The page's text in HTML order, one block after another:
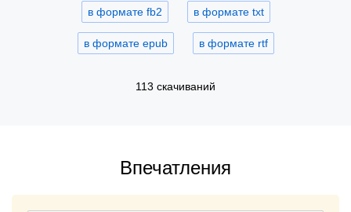
в формате fb2 в формате txt
в формате epub в формате rtf
113 скачиваний
Впечатления